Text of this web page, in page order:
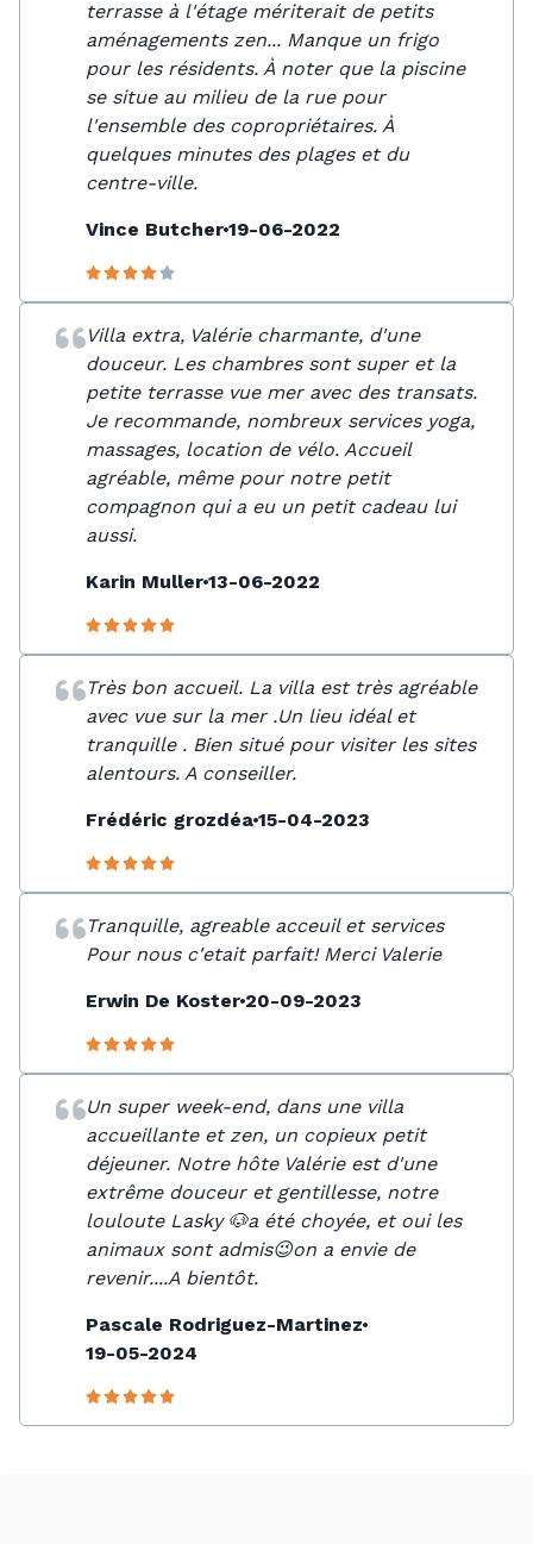
terrasse à l'étage mériterait de petits
aménagements zen... Manque un frigo
pour les résidents. À noter que la piscine
se situe au milieu de la rue pour
l'ensemble des copropriétaires. À
quelques minutes des plages et du
centre-ville.
Vince Butcher 19-06-2022
Villa extra, Valérie charmante, d'une
douceur. Les chambres sont super et la
petite terrasse vue mer avec des transats.
Je recommande, nombreux services yoga,
massages, location de vélo. Accueil
agréable, même pour notre petit
compagnon qui a eu un petit cadeau lui
aussi.
Karin Muller 13-06-2022
Très bon accueil. La villa est très agréable
avec vue sur la mer .Un lieu idéal et
tranquille . Bien situé pour visiter les sites
alentours. A conseiller.
Frédéric grozdéa 15-04-2023
Tranquille, agreable acceuil et services
Pour nous c'etait parfait! Merci Valerie
Erwin De Koster 20-09-2023
Un super week-end, dans une villa
accueillante et zen, un copieux petit
déjeuner. Notre hôte Valérie est d'une
extrême douceur et gentillesse, notre
louloute Lasky 🐶a été choyée, et oui les
animaux sont admis😉on a envie de
revenir....A bientôt.
Pascale Rodriguez-Martinez
19-05-2024